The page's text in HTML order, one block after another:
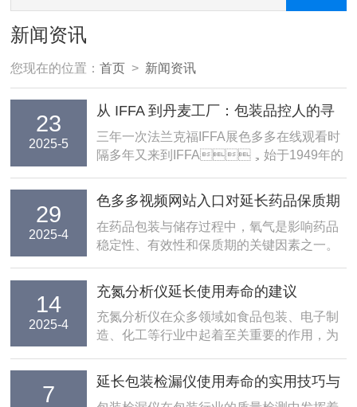
新闻资讯
您现在的位置：首页 > 新闻资讯
23
2025-5
从 IFFA 到丹麦工厂：包装品控人的寻
味之旅
三年一次法兰克福IFFA展色多多在线观看时
隔多年又来到IFFA，始于1949年的
三年汇聚全球肉类及替代蛋白产业链。2025
年5月3日至8日，在德国法兰克福国际会展
中心，IFFA展又一次如约而至。作为全球
zui...
29
2025-4
色多多视频网站入口对延长药品保质期
的影响研究
在药品包装与储存过程中，氧气是影响药品
稳定性、有效性和保质期的关键因素之一。
化性较差的制剂，在氧气作用下易发生氧化
反应，导致药效降低甚至产生有害物质。因
此，控制药品包装内部的氧含量至关重要。
色多多视频网站入口作为检...
14
2025-4
充氮分析仪延长使用寿命的建议
充氮分析仪在众多领域如食品包装、电子制
造、化工等行业中起着至关重要的作用，为
延长其使用寿命，以下是一些实用的建议。
首先，正确的操作规范是基础。操作人员应
7
延长包装检漏仪使用寿命的实用技巧与